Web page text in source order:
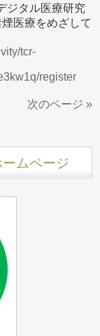
ジタル医療研究
医療をめざして
tcr-
register
次のページ »
ムページ